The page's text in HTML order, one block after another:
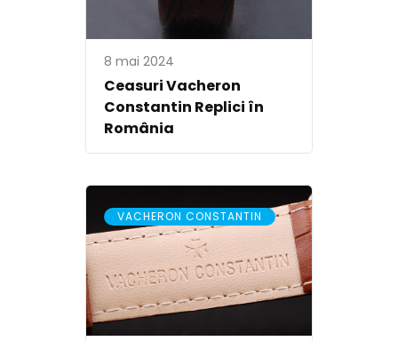
8 mai 2024
Ceasuri Vacheron
Constantin Replici în
România
VACHERON CONSTANTIN